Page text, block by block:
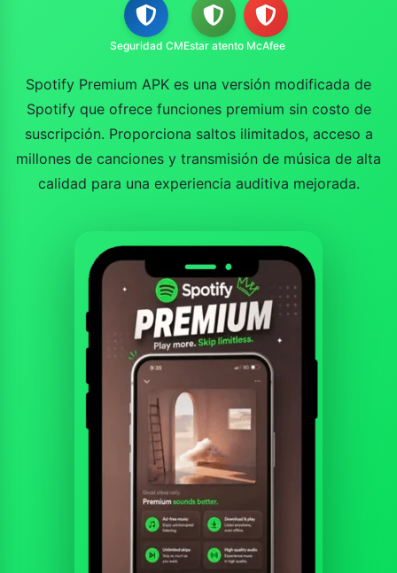
Seguridad CMEstar atento McAfee
Spotify Premium APK es una versión modificada de
Spotify que ofrece funciones premium sin costo de
suscripción. Proporciona saltos ilimitados, acceso a
millones de canciones y transmisión de música de alta
calidad para una experiencia auditiva mejorada.